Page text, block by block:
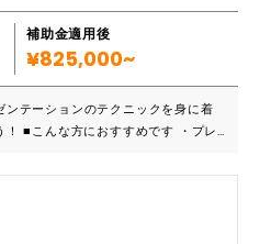
補助金適用後
¥825,000~
テーションのテクニックを身に着
プレ
・チーム内のコミュニケーション